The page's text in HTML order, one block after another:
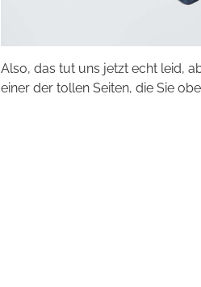
Also, das tut uns jetzt echt leid,
einer der tollen Seiten, die Sie